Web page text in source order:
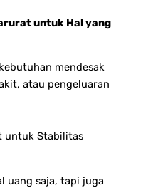
untuk Hal yang
mendesak
atau pengeluaran
untuk Stabilitas
uang saja, tapi juga